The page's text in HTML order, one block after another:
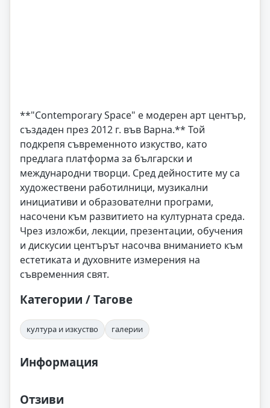
**"Contemporary Space" е модерен арт център,
създаден през 2012 г. във Варна.** Той
подкрепя съвременното изкуство, като
предлага платформа за български и
международни творци. Сред дейностите му са
художествени работилници, музикални
инициативи и образователни програми,
насочени към развитието на културната среда.
Чрез изложби, лекции, презентации, обучения
и дискусии центърът насочва вниманието към
естетиката и духовните измерения на
съвременния свят.
Категории / Тагове
култура и изкуство галерии
Информация
Отзиви